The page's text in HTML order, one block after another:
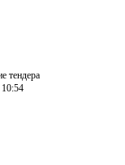
тендера